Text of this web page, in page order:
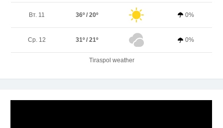
Вт. 11 36º / 20º 0%
Ср. 12 31º / 21º 0%
Tiraspol weather